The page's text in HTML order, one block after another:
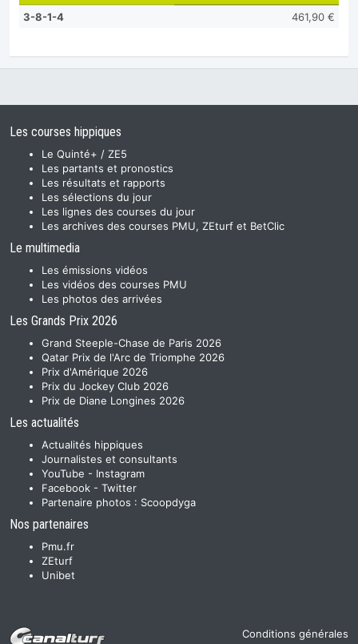
3-8-1-4 461,90 €
Les courses hippiques
Le Quinté+ / ZE5
Les partants et pronostics
Les résultats et rapports
Les sélections du jour
Les lignes des courses du jour
Les archives des courses PMU, ZEturf et BetClic
Le multimedia
Les émissions vidéos
Les vidéos des courses PMU
Les photos des arrivées
Les Grands Prix 2026
Grand Steeple-Chase de Paris 2026
Qatar Prix de l'Arc de Triomphe 2026
Prix d'Amérique 2026
Prix du Jockey Club 2026
Prix de Diane Longines 2026
Les actualités
Actualités hippiques
Journalistes et consultants
YouTube - Instagram
Facebook - Twitter
Partenaire photos : Scoopdyga
Nos partenaires
Pmu.fr
ZEturf
Unibet
Conditions générales